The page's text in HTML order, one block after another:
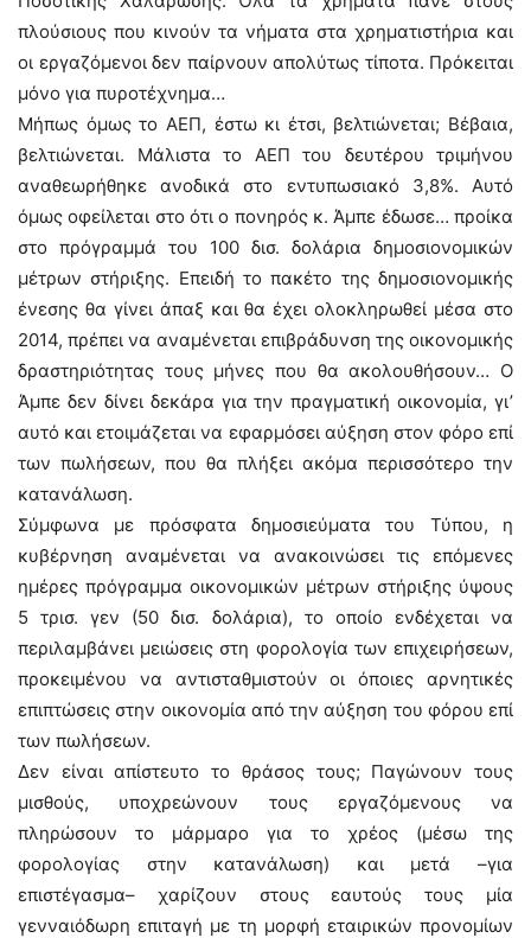
πλούσιους που κινούν τα νήματα στα χρηματιστήρια και
οι εργαζόμενοι δεν παίρνουν απολύτως τίποτα. Πρόκειται
μόνο για πυροτέχνημα…
Μήπως όμως το ΑΕΠ, έστω κι έτσι, βελτιώνεται; Βέβαια,
βελτιώνεται. Μάλιστα το ΑΕΠ του δευτέρου τριμήνου
αναθεωρήθηκε ανοδικά στο εντυπωσιακό 3,8%. Αυτό
όμως οφείλεται στο ότι ο πονηρός κ. Άμπε έδωσε… προίκα
στο πρόγραμμά του 100 δισ. δολάρια δημοσιονομικών
μέτρων στήριξης. Επειδή το πακέτο της δημοσιονομικής
ένεσης θα γίνει άπαξ και θα έχει ολοκληρωθεί μέσα στο
2014, πρέπει να αναμένεται επιβράδυνση της οικονομικής
δραστηριότητας τους μήνες που θα ακολουθήσουν… Ο
Άμπε δεν δίνει δεκάρα για την πραγματική οικονομία, γι’
αυτό και ετοιμάζεται να εφαρμόσει αύξηση στον φόρο επί
των πωλήσεων, που θα πλήξει ακόμα περισσότερο την
κατανάλωση.
Σύμφωνα με πρόσφατα δημοσιεύματα του Τύπου, η
κυβέρνηση αναμένεται να ανακοινώσει τις επόμενες
ημέρες πρόγραμμα οικονομικών μέτρων στήριξης ύψους
5 τρισ. γεν (50 δισ. δολάρια), το οποίο ενδέχεται να
περιλαμβάνει μειώσεις στη φορολογία των επιχειρήσεων,
προκειμένου να αντισταθμιστούν οι όποιες αρνητικές
επιπτώσεις στην οικονομία από την αύξηση του φόρου επί
των πωλήσεων.
Δεν είναι απίστευτο το θράσος τους; Παγώνουν τους
μισθούς, υποχρεώνουν τους εργαζόμενους να
πληρώσουν το μάρμαρο για το χρέος (μέσω της
φορολογίας στην κατανάλωση) και μετά –για
επιστέγασμα– χαρίζουν στους εαυτούς τους μία
γενναιόδωρη επιταγή με τη μορφή εταιρικών προνομίων